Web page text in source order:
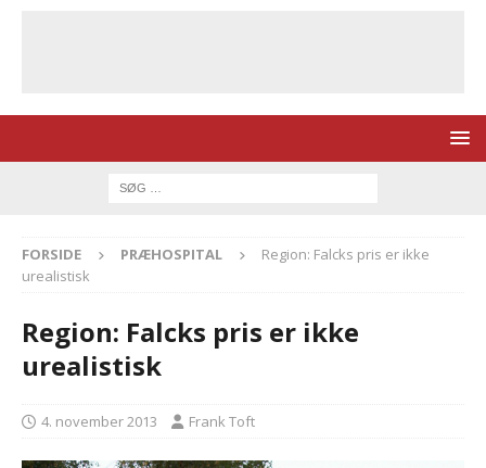
FORSIDE PRÆHOSPITAL
Region: Falcks pris er ikke
urealistisk
Region: Falcks pris er ikke
urealistisk
4. november 2013 Frank Toft